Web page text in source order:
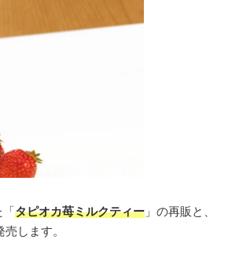
「タピオカ苺ミルクティー 」の再販と、
します。